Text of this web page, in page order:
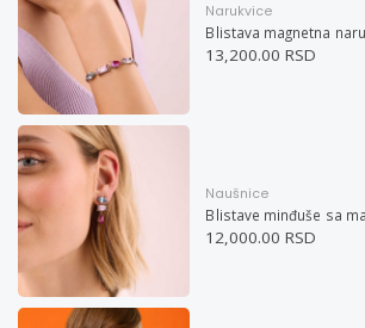
Narukvice
13,200.00 RSD
Naušnice
12,000.00 RSD